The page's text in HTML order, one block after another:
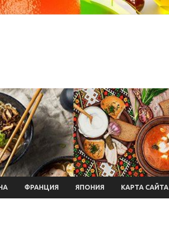
ФРАНЦИЯ ЯПОНИЯ КАРТА САЙТА